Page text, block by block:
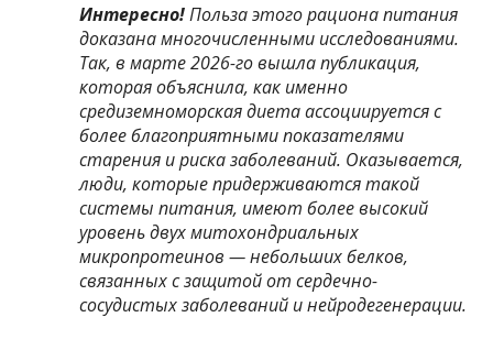
Интересно!Польза этого рациона питания
доказана многочисленными исследованиями.
Так, в марте 2026-го вышлапубликация,
которая объяснила, как именно
средиземноморская диета ассоциируется с
более благоприятными показателями
старения и риска заболеваний. Оказывается,
люди, которые придерживаются такой
системы питания, имеют более высокий
уровень двух митохондриальных
микропротеинов — небольших белков,
связанных с защитой от сердечно-
сосудистых заболеваний и нейродегенерации.